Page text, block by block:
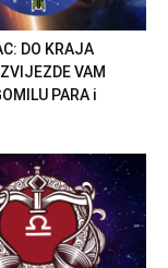
DO KRAJA
VAM
PARA i